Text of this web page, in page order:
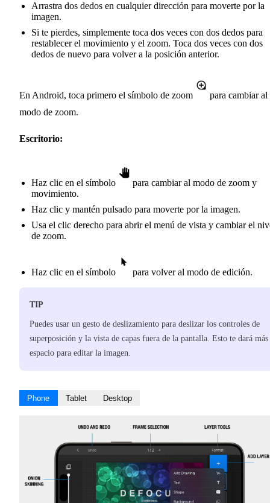
Arrastra dos dedos en cualquier dirección para moverte por la
imagen.
Si te pierdes, simplemente toca dos veces con dos dedos para
restablecer el movimiento y el zoom. Toca dos veces con dos
dedos de nuevo para volver a la posición anterior.
En Android, toca primero el símbolo de zoom
para cambiar al
modo de zoom.
Escritorio:
Haz clic en el símbolo
para cambiar al modo de zoom y
movimiento.
Haz clic y mantén pulsado para moverte por la imagen.
Usa el clic derecho para abrir el menú de vista y cambiar el
de zoom.
Haz clic en el símbolo para volver al modo de edición.
TIP
Puedes usar un gesto de deslizamiento para deslizar los controles de
superposición y la vista de capas fuera de la pantalla. Esto te dará más
espacio para editar la imagen.
Phone Tablet Desktop